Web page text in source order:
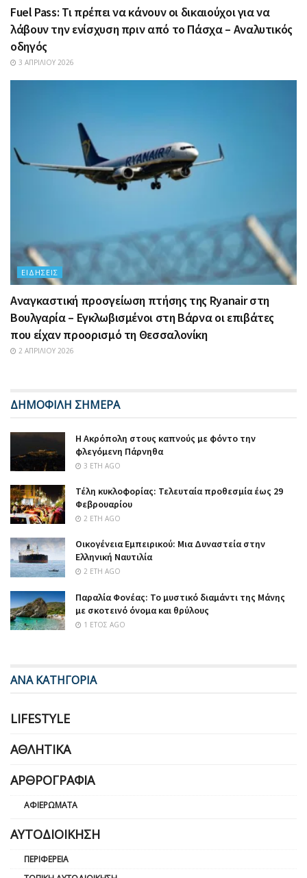
Fuel Pass: Τι πρέπει να κάνουν οι δικαιούχοι για να
λάβουν την ενίσχυση πριν από το Πάσχα – Αναλυτικός
οδηγός
3 ΑΠΡΙΛΊΟΥ 2026
ΕΙΔΉΣΕΙΣ
Αναγκαστική προσγείωση πτήσης της Ryanair στη
Βουλγαρία – Εγκλωβισμένοι στη Βάρνα οι επιβάτες
που είχαν προορισμό τη Θεσσαλονίκη
2 ΑΠΡΙΛΊΟΥ 2026
ΔΗΜΟΦΙΛΗ ΣΗΜΕΡΑ
Η Ακρόπολη στους καπνούς με φόντο την
φλεγόμενη Πάρνηθα
3 ΈΤΗ AGO
Τέλη κυκλοφορίας: Τελευταία προθεσμία έως 29
Φεβρουαρίου
2 ΈΤΗ AGO
Οικογένεια Εμπειρικού: Μια Δυναστεία στην
Ελληνική Ναυτιλία
2 ΈΤΗ AGO
Παραλία Φονέας: Το μυστικό διαμάντι της Μάνης
με σκοτεινό όνομα και θρύλους
1 ΈΤΟΣ AGO
ΑΝΑ ΚΑΤΗΓΟΡΙΑ
LIFESTYLE
ΑΘΛΗΤΙΚΆ
ΑΡΘΡΟΓΡΑΦΊΑ
ΑΦΙΕΡΏΜΑΤΑ
ΑΥΤΟΔΙΟΊΚΗΣΗ
ΠΕΡΙΦΈΡΕΙΑ